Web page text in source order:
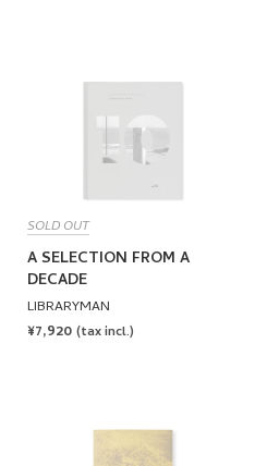
SOLD OUT
A SELECTION FROM A
DECADE
LIBRARYMAN
REGULAR
¥7,920 (tax incl.)